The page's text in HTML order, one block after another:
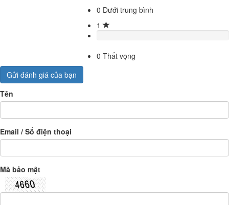
0 Dưới trung bình
1
0 Thất vọng
Gửi đánh giá của bạn
Tên
Email / Số điện thoại
Mã bảo mật